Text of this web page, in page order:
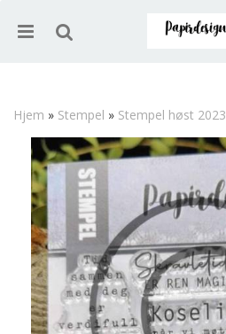
Hjem » Stempel » Stempel høst 2023